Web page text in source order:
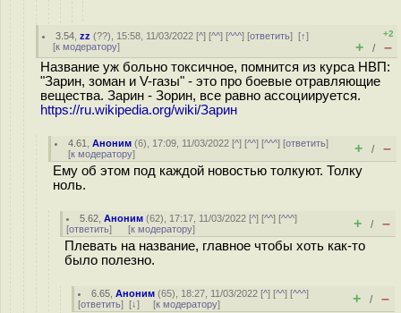
3.54 ,zz (??), 15:58, 11/03/2022 [^] [^^] [^^^] [ответить][↑]
[к модератору]
+2
+ / –
Название уж больно токсичное, помнится из курса НВП:
"Зарин, зоман и V-газы" - это про боевые отравляющие
вещества. Зарин - Зорин, все равно ассоциируется.
https://ru.wikipedia.org/wiki/Зарин
4.61 ,Аноним (6), 17:09, 11/03/2022 [^] [^^] [^^^] [ответить]
[к модератору] + / –
Ему об этом под каждой новостью толкуют. Толку
ноль.
5.62 ,Аноним (62), 17:17, 11/03/2022 [^] [^^] [^^^]
[ответить] [к модератору] + / –
Плевать на название, главное чтобы хоть как-то
было полезно.
6.65 ,Аноним (65), 18:27, 11/03/2022 [^] [^^] [^^^]
[ответить] [↓] [к модератору] + / –